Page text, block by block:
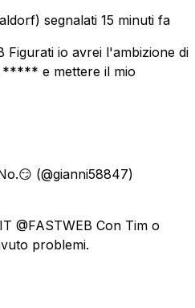
segnalati 15 minuti fa
Figurati io avrei l'ambizione di
***** e mettere il mio
(@gianni58847)
@FASTWEB Con Tim o
problemi.